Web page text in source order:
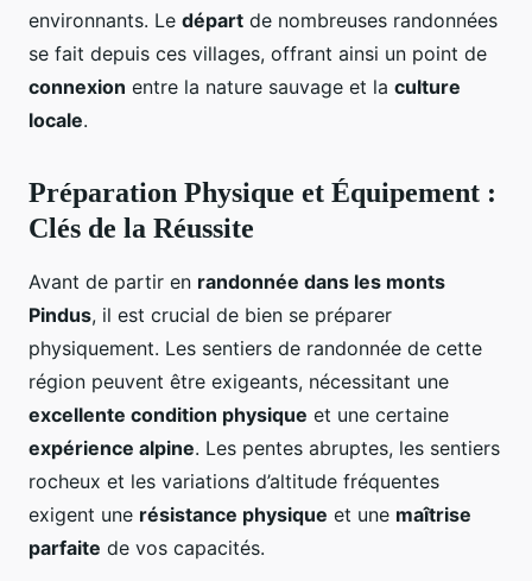
environnants. Le départ de nombreuses randonnées
se fait depuis ces villages, offrant ainsi un point de
connexion entre la nature sauvage et la culture
locale.
Préparation Physique et Équipement :
Clés de la Réussite
Avant de partir en randonnée dans les monts
Pindus, il est crucial de bien se préparer
physiquement. Les sentiers de randonnée de cette
région peuvent être exigeants, nécessitant une
excellente condition physique et une certaine
expérience alpine. Les pentes abruptes, les sentiers
rocheux et les variations d’altitude fréquentes
exigent une résistance physique et une maîtrise
parfaite de vos capacités.